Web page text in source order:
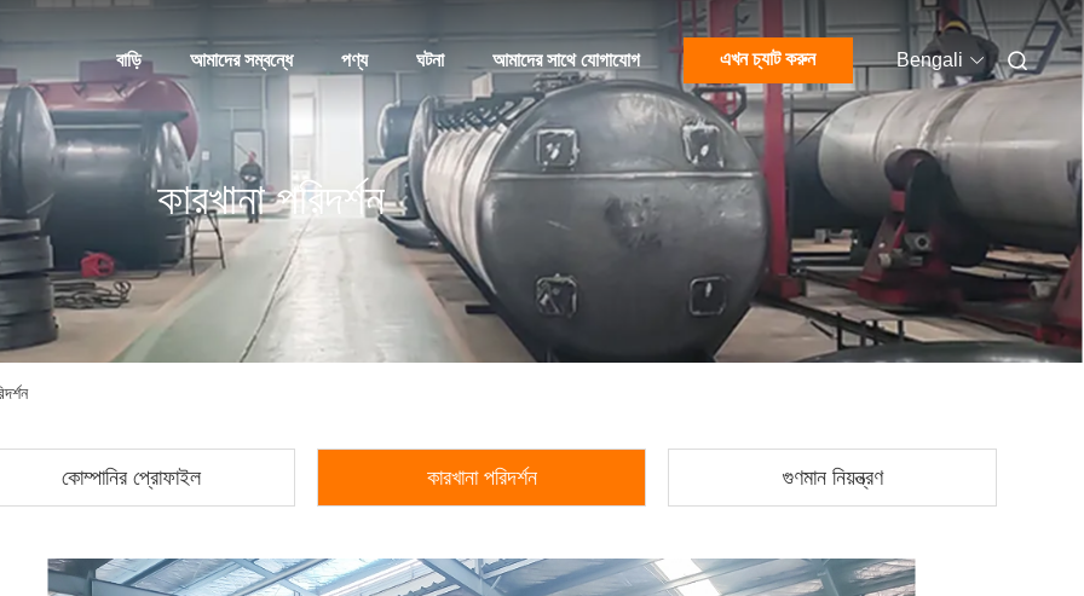
বাড়ি আমাদের সম্বন্ধে পণ্য ঘটনা আমাদের সাথে যোগাযোগ এখন চ্যাট করুন Bengali
কারখানা পরিদর্শন
কোম্পানির প্রোফাইল কারখানা পরিদর্শন গুণমান নিয়ন্ত্রণ